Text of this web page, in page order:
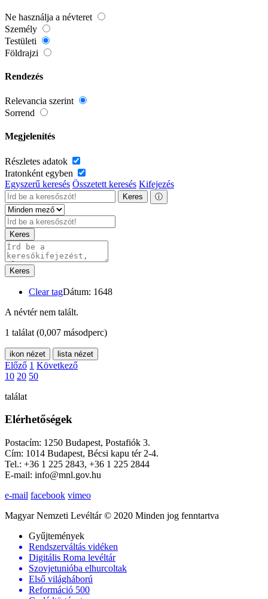
Ne használja a névteret
Személy
Testületi
Földrajzi
Rendezés
Relevancia szerint
Sorrend
Megjelenítés
Részletes adatok
Iratonként egyben
Egyszerű keresés Összetett keresés Kifejezés
Keres ⓘ
Keres
Keres
Clear tagDátum: 1648
A névtér nem talált.
1 találat (0,007 másodperc)
ikon nézet lista nézet
Előző 1 Következő
10 20 50
találat
Elérhetőségek
Postacím: 1250 Budapest, Postafiók 3.
Cím: 1014 Budapest, Bécsi kapu tér 2-4.
Tel.: +36 1 225 2843, +36 1 225 2844
E-mail: info@mnl.gov.hu
e-mail facebook vimeo
Magyar Nemzeti Levéltár © 2020 Minden jog fenntartva
Gyűjtemények
Rendszerváltás vidéken
Digitális Roma levéltár
Szovjetunióba elhurcoltak
Első világháború
Reformáció 500